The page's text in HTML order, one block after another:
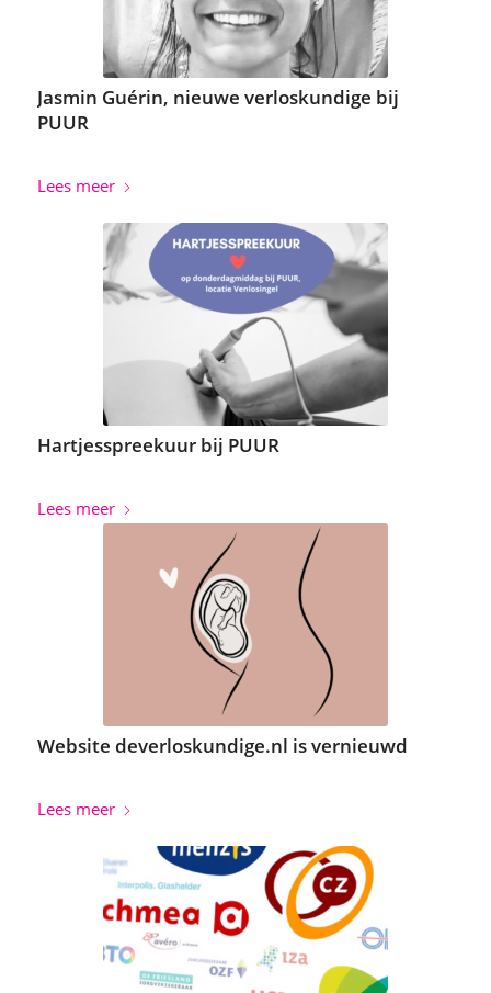
Jasmin Guérin, nieuwe verloskundige bij
PUUR
Lees meer
Hartjesspreekuur bij PUUR
Lees meer
Website deverloskundige.nl is vernieuwd
Lees meer